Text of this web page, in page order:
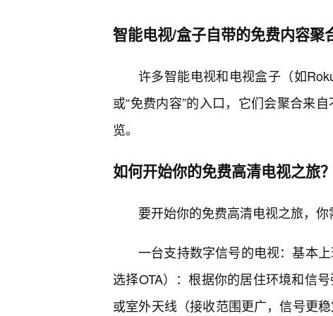
智能电视/盒子自带的免费内容聚
许多智能电视和电视盒子（如
或“免费内容”的入口，它们会聚合来
览。
如何开始你的免费高清电视之旅？
要开始你的免费高清电视之旅，你
一台支持数字信号的电视：基本
选择OTA）：根据你的居住环境和信
或室外天线（接收范围更广，信号更